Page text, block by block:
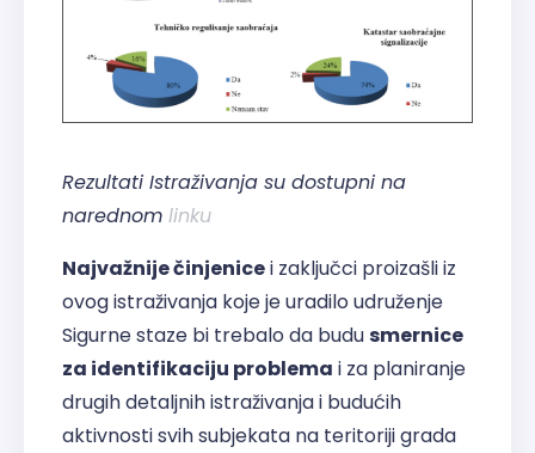
Rezultati Istraživanja su dostupni na
narednom linku
Najvažnije činjenicei zaključci proizašli iz
ovog istraživanja koje je uradilo udruženje
Sigurne staze bi trebalo da budusmernice
za identifikaciju problema i za planiranje
drugih detaljnih istraživanja i budućih
aktivnosti svih subjekata na teritoriji grada